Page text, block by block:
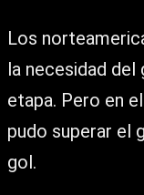
Los
la necesidad
etapa. Pero en
pudo superar el
gol.